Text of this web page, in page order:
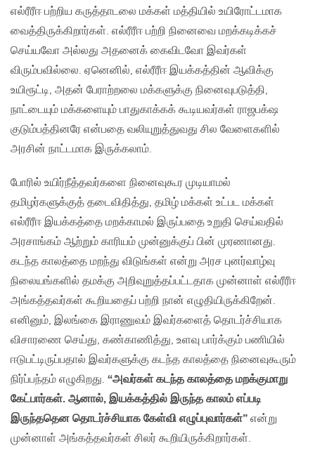
எல்ரீரீஈ பற்றிய கருத்தாடலை மக்கள் மத்தியில் உயிரோட்டமாக
வைத்திருக்கிறார்கள். எல்ரீரீஈ பற்றி நினைவை மறக்கடிக்கச்
செய்யவோ அல்லது அதனைக் கைவிடவோ இவர்கள்
விரும்பவில்லை. ஏனெனில், எல்ரீரீஈ இயக்கத்தின் ஆவிக்கு
உயிரூட்டி, அதன் பேராற்றலை மக்களுக்கு நினைவுபடுத்தி,
நாட்டையும் மக்களையும் பாதுகாக்கக் கூடியவர்கள் ராஜபக்‌ஷ
குடும்பத்தினரே என்பதை வலியுறுத்துவது சில வேளைகளில்
அரசின் நாட்டமாக இருக்கலாம்.
போரில் உயிர்நீத்தவர்களை நினைவுகூர முடியாமல்
தமிழர்களுக்குத் தடைவிதித்து, தமிழ் மக்கள் உட்பட மக்கள்
எல்ரீரீஈ இயக்கத்தை மறக்காமல் இருப்பதை உறுதி செய்வதில்
அரசாங்கம் ஆற்றும் காரியம் முன்னுக்குப் பின் முரணானது.
கடந்த காலத்தை மறந்து விடுங்கள் என்று அரச புனர்வாழ்வு
நிலையங்களில் தமக்கு அறிவுறுத்தப்பட்டதாக முன்னாள் எல்ரீரீஈ
அங்கத்தவர்கள் கூறியதைப் பற்றி நான் எழுதியிருக்கிறேன்.
எனினும், இலங்கை இராணுவம் இவர்களைத் தொடர்ச்சியாக
விசாரணை செய்து, கண்காணித்து, உளவு பார்க்கும் பணியில்
ஈடுபட்டிருப்பதால் இவர்களுக்கு கடந்த காலத்தை நினைவுகூரும்
நிர்ப்பந்தம் எழுகிறது. “அவர்கள் கடந்த காலத்தை மறக்குமாறு
கேட்பார்கள். ஆனால், இயக்கத்தில் இருந்த காலம் எப்படி
இருந்ததென தொடர்ச்சியாக கேள்வி எழுப்புவார்கள்” என்று
முன்னாள் அங்கத்தவர்கள் சிலர் கூறியிருக்கிறார்கள்.